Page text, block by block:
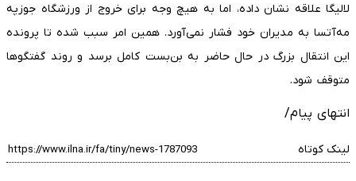
لالیگا علاقه نشان داده، اما به هیچ وجه برای خروج از ورزشگاه جوزپه
مه‌آتسا به مدیران خود فشار نمی‌آورد. همین امر سبب شده تا پرونده
این انتقال بزرگ در حال حاضر به بن‌بست کامل برسد و روند گفتگوها
متوقف شود.
انتهای پیام/
لینک کوتاه